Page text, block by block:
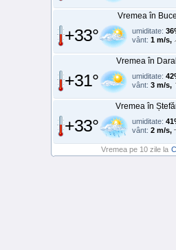
Vremea în
+33° umiditate:
vânt: 1 m/s,
Vremea în
+31° umiditate:
vânt: 3 m/s,
Vremea în
+33° umiditate:
vânt: 2 m/s,
Vremea pe 10 zile la